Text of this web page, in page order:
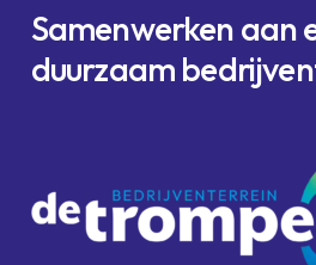
Samenwerken aan
duurzaam